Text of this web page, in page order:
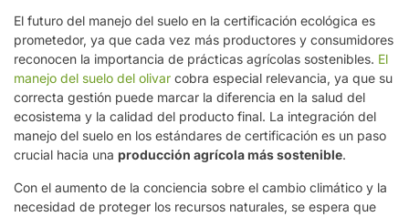
El futuro del manejo del suelo en la certificación ecológica es
prometedor, ya que cada vez más productores y consumidores
reconocen la importancia de prácticas agrícolas sostenibles. El
manejo del suelo del olivar cobra especial relevancia, ya que su
correcta gestión puede marcar la diferencia en la salud del
ecosistema y la calidad del producto final. La integración del
manejo del suelo en los estándares de certificación es un paso
crucial hacia una producción agrícola más sostenible.
Con el aumento de la conciencia sobre el cambio climático y la
necesidad de proteger los recursos naturales, se espera que